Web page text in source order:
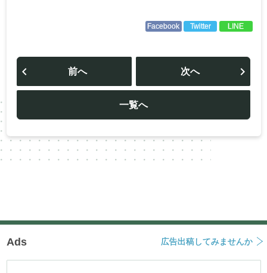
Facebook Twitter LINE
投
ビ
ー
シ
ョ
前へ
一覧へ
次へ
Ads 広告出稿してみませんか